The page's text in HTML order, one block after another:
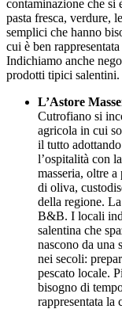
contaminazione che si
pasta fresca, verdure,
semplici che hanno
cui è ben
Indichiamo anche
prodotti tipici salentini.
L’Astore
Cutrofiano si
agricola in cui
il tutto
l’ospitalità con
masseria, oltre
di oliva,
della regione.
B&B. I locali
salentina che
nascono da una
nei secoli:
pescato locale.
bisogno di
rappresentata la